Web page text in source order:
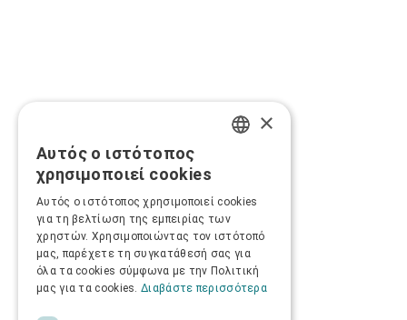
×
Αυτός ο ιστότοπος
χρησιμοποιεί cookies
Αυτός ο ιστότοπος χρησιμοποιεί cookies
για τη βελτίωση της εμπειρίας των
χρηστών. Χρησιμοποιώντας τον ιστότοπό
μας, παρέχετε τη συγκατάθεσή σας για
όλα τα cookies σύμφωνα με την Πολιτική
μας για τα cookies. Διαβάστε περισσότερα